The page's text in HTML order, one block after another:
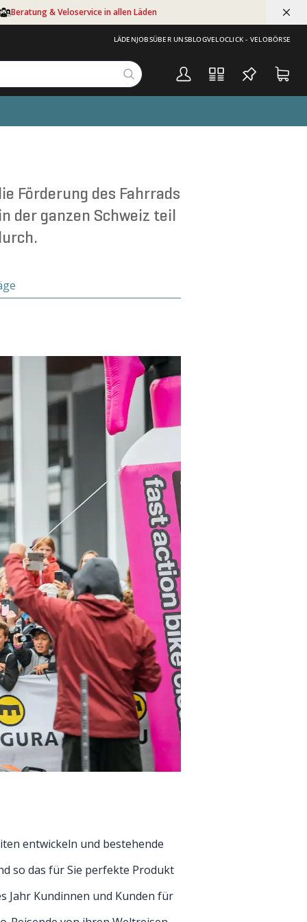
Beratung & Veloservice in allen Läden
LÄDENJOBSÜBER UNSBLOGVELOCLICK - VELOBÖRSE
Förderung des Fahrrads
der ganzen Schweiz teil
entwickeln und bestehende
so das für Sie perfekte Produkt
Jahr Kundinnen und Kunden für